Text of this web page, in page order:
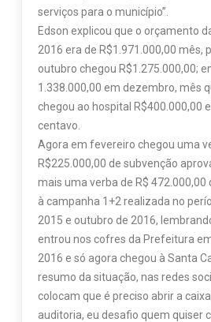
serviços para o município”.
Edson explicou que o orçamento
2016 era de R$1.971.000,00 mês,
outubro chegou R$1.275.000,00;
1.338.000,00 em dezembro, mês
chegou ao hospital R$400.000,00
centavo.
Agora em fevereiro chegou uma
R$225.000,00 de subvenção
mais uma verba de R$
à campanha 1+2 realizada no
2015 e outubro de 2016,
entrou nos cofres da Prefeitura
2016 e só agora chegou à Santa
resumo da situação, nas redes
colocam que é preciso abrir a
auditoria, eu desafio quem quiser